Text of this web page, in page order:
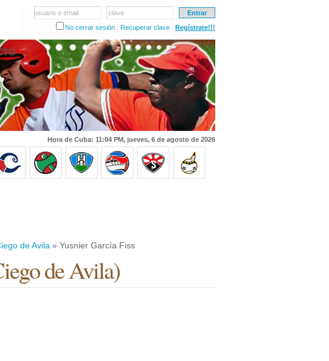
usuario o email
clave
No cerrar sesión
Recuperar clave Regístrate!!!
Hora de Cuba: 11:04 PM, jueves, 6 de agosto de 2026
de Avila » Yusnier García Fiss
de Avila)